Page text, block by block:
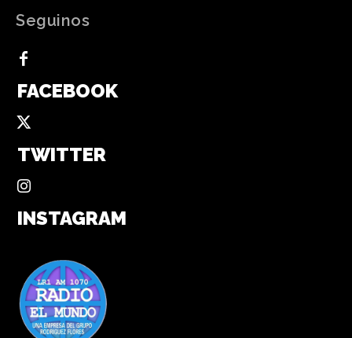
Seguinos
FACEBOOK
TWITTER
INSTAGRAM